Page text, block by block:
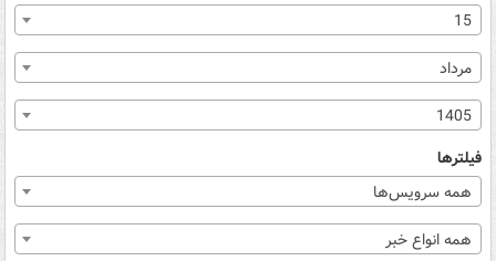
15
مرداد
1405
فیلترها
همه سرویس‌ها
همه انواع خبر